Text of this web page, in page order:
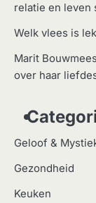
relatie en leven
Welk vlees is
Marit
over haar
Geloof &
Gezondheid
Keuken